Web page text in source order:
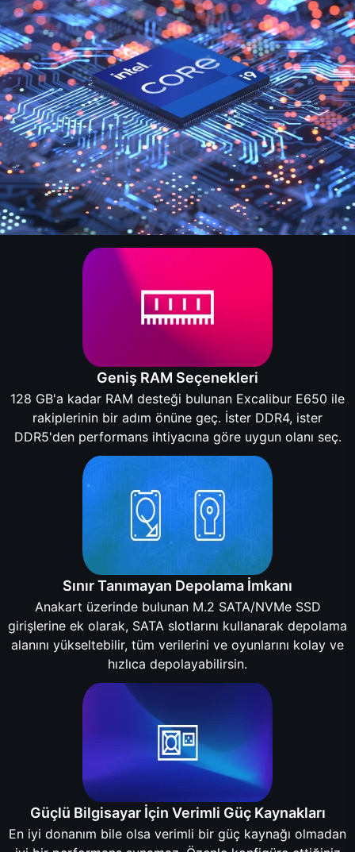
Geniş RAM Seçenekleri
128 GB'a kadar RAM desteği bulunan Excalibur E650 ile
rakiplerinin bir adım önüne geç. İster DDR4, ister
DDR5'den performans ihtiyacına göre uygun olanı seç.
Sınır Tanımayan Depolama İmkanı
Anakart üzerinde bulunan M.2 SATA/NVMe SSD
girişlerine ek olarak, SATA slotlarını kullanarak depolama
alanını yükseltebilir, tüm verilerini ve oyunlarını kolay ve
hızlıca depolayabilirsin.
Güçlü Bilgisayar İçin Verimli Güç Kaynakları
En iyi donanım bile olsa verimli bir güç kaynağı olmadan